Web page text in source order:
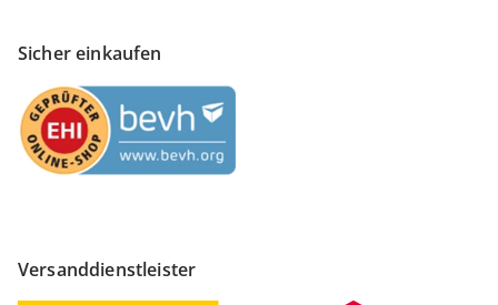
Sicher einkaufen
Versanddienstleister